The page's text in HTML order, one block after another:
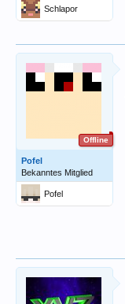
Schlapor
Offline
Pofel
Bekanntes Mitglied
Pofel